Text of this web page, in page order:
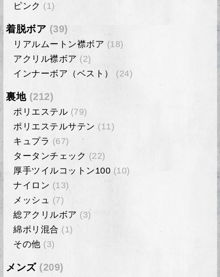
ピンク (1)
着脱ボア (39)
リアルムートン襟ボア (18)
アクリル襟ボア(2)
インナーボア（ベスト）
(24)
裏地(212)
ポリエステル (79)
ポリエステルサテン (11)
キュプラ (67)
タータンチェック (22)
厚手ツイルコットン100 (10)
ナイロン (13)
メッシュ (7)
総アクリルボア (3)
綿ポリ混合 (1)
その他 (3)
メンズ(209)